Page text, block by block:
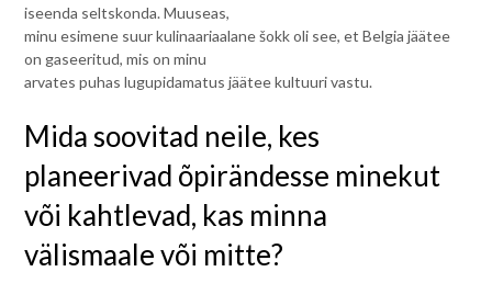
iseenda seltskonda. Muuseas,
minu esimene suur kulinaariaalane šokk oli see, et Belgia jäätee
on gaseeritud, mis on minu
arvates puhas lugupidamatus jäätee kultuuri vastu.
Mida soovitad neile, kes
planeerivad õpirändesse minekut
või kahtlevad, kas minna
välismaale või mitte?